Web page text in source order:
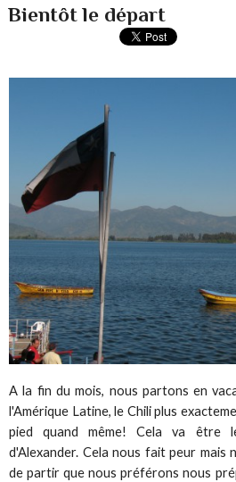
Bientôt le départ
A la fin du mois, nous partons en
l'Amérique Latine, le Chili plus
pied quand même! Cela va être
d'Alexander. Cela nous fait peur mais
de partir que nous préférons nous